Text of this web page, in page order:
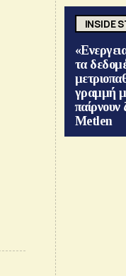
INSIDE
τα
γραμμή
παίρνουν
Metlen